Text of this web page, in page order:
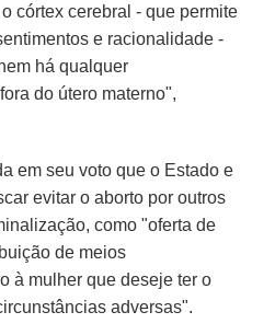
córtex cerebral - que permite
e racionalidade -
há qualquer
do útero materno",
em seu voto que o Estado e
evitar o aborto por outros
como "oferta de
de meios
à mulher que deseje ter o
adversas".